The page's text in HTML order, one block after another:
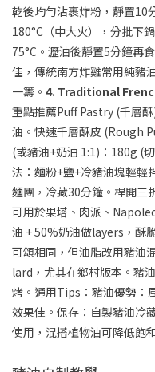
乾後均勻沾裹炸粉，靜置10
180°C（中大火），分批下
75°C。瀝油後靜置5分鐘再
佳，傳統南方炸雞常用純豬
一籌。 4. Traditional
重點推薦Puff Pastry (千層
油。快速千層酥皮 (Rough
(或豬油+奶油 1:1)：180g (
法：麵粉+鹽+冷豬油塊輕輕
麵團，冷藏30分鐘。桿開三
可用於果塔、肉派、
油 + 50%奶油做layers，酥
可頌相同，但油脂改用豬油
lard，尤其在鄉村版本。豬
烤。通用Tips：豬油優勢：
效果佳。保存：自製豬油冷
使用，混搭植物油可降低飽